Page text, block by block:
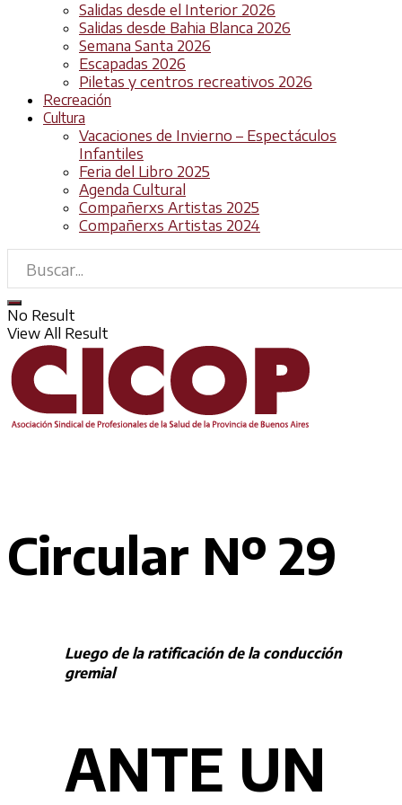
Salidas desde el Interior 2026
Salidas desde Bahia Blanca 2026
Semana Santa 2026
Escapadas 2026
Piletas y centros recreativos 2026
Recreación
Cultura
Vacaciones de Invierno – Espectáculos
Infantiles
Feria del Libro 2025
Agenda Cultural
Compañerxs Artistas 2025
Compañerxs Artistas 2024
No Result
View All Result
Circular Nº 29
Luego de la ratificación de la conducción
gremial
ANTE UN